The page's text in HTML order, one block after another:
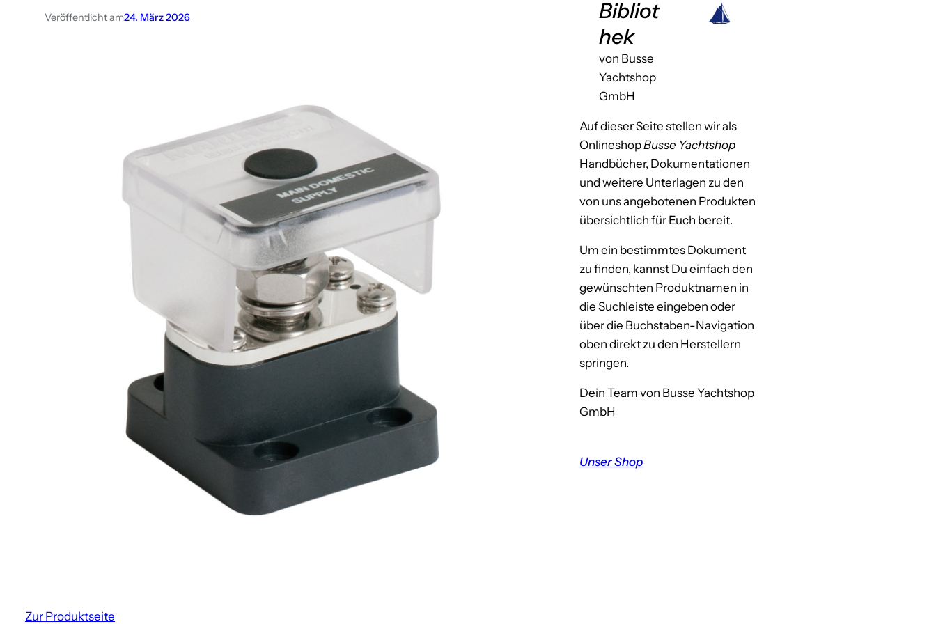
Veröffentlicht am24. März 2026
Zur Produktseite
Bibliot
hek
von Busse
Yachtshop
GmbH
Auf dieser Seite stellen wir als
OnlineshopBusse Yachtshop
Handbücher, Dokumentationen
und weitere Unterlagen zu den
von uns angebotenen Produkten
übersichtlich für Euch bereit.
Um ein bestimmtes Dokument
zu finden, kannst Du einfach den
gewünschten Produktnamen in
die Suchleiste eingeben oder
über die Buchstaben-Navigation
oben direkt zu den Herstellern
springen.
Dein Team von Busse Yachtshop
GmbH
Unser Shop